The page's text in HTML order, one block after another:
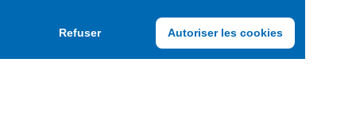
Refuser Autoriser les cookies